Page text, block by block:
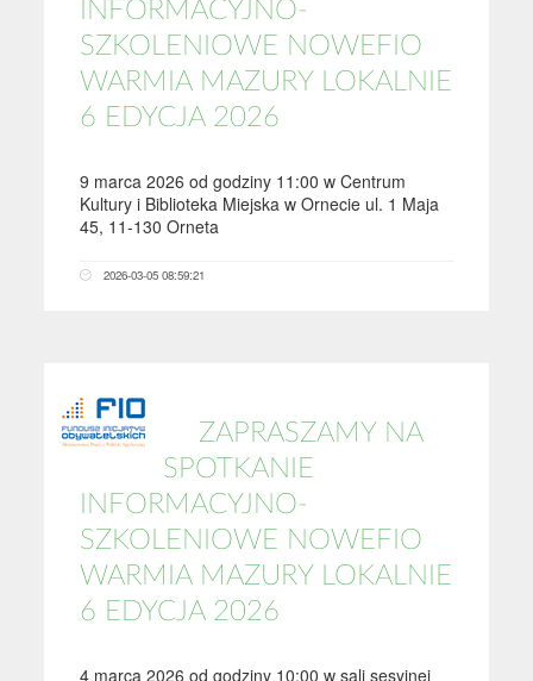
INFORMACYJNO-
SZKOLENIOWE NOWEFIO
WARMIA MAZURY LOKALNIE
6 EDYCJA 2026
9 marca 2026 od godziny 11:00 w Centrum
Kultury i Biblioteka Miejska w Ornecie ul. 1 Maja
45, 11-130 Orneta
2026-03-05 08:59:21
ZAPRASZAMY NA
SPOTKANIE
INFORMACYJNO-
SZKOLENIOWE NOWEFIO
WARMIA MAZURY LOKALNIE
6 EDYCJA 2026
4 marca 2026 od godziny 10:00 w sali sesyjnej